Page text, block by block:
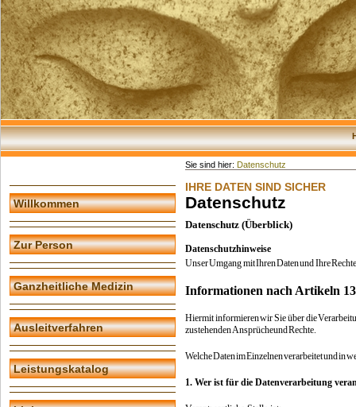
Willkommen
Zur Person
Ganzheitliche Medizin
Ausleitverfahren
Leistungskatalog
Sie sind hier: Datenschutz
IHRE DATEN SIND SICHER
Datenschutz
Datenschutz (Überblick)
Datenschutzhinweise
UnserUmgangmitIhrenDatenundIhreRechte
Informationen nach Artikeln
HiermitinformierenwirSieüberdie
zustehendenAnsprücheundRechte.
WelcheDatenimEinzelnenverarbeitetundin
1. Wer ist für die Datenverarbeitung